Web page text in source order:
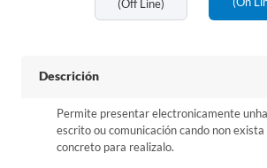
(off Line)
Descrición
Permite presentar electronicamente
escrito ou comunicación cando non
concreto para realizalo.